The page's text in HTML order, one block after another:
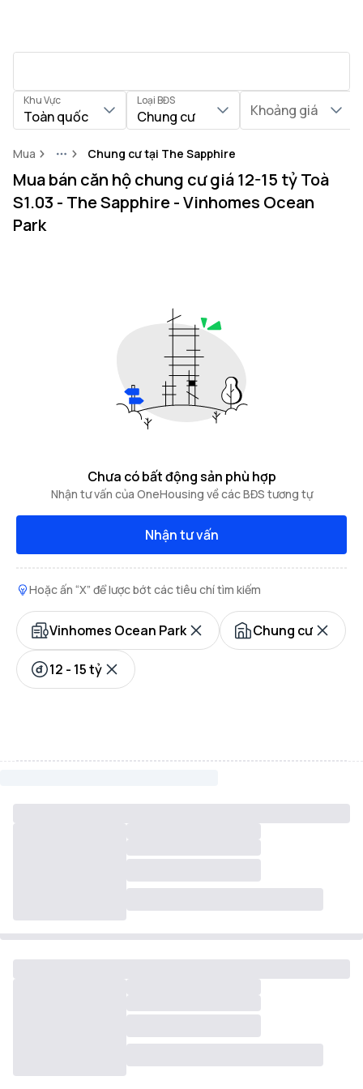
Khu Vực
Toàn quốc
Loại BĐS
Chung cư Khoảng giá
Mua MoreChung cư tại The Sapphire
Mua bán căn hộ chung cư giá 12-15 tỷ Toà
S1.03 - The Sapphire - Vinhomes Ocean
Park
Chưa có bất động sản phù hợp
Nhận tư vấn của OneHousing về các BĐS tương tự
Nhận tư vấn
Hoặc ấn “X” để lược bớt các tiêu chí tìm kiếm
Vinhomes Ocean Park Chung cư
12 - 15 tỷ